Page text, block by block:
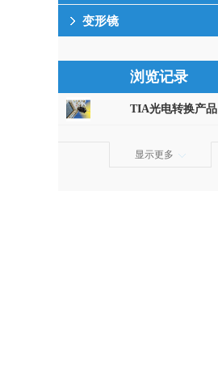
变形镜
浏览记录
TIA光电转换产品
显示更多